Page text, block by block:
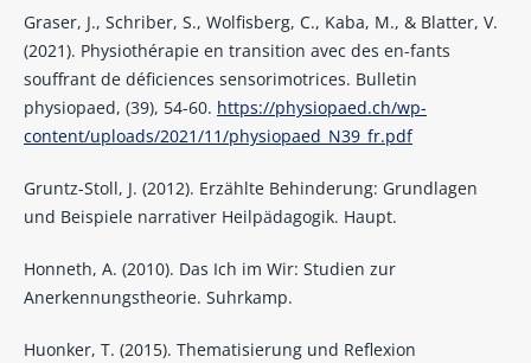
Graser, J., Schriber, S., Wolfisberg, C., Kaba, M., & Blatter, V.
(2021). Physiothérapie en transition avec des en-fants
souffrant de déficiences sensorimotrices. Bulletin
physiopaed, (39), 54-60. https://physiopaed.ch/wp-
content/uploads/2021/11/physiopaed_N39_fr.pdf
Gruntz-Stoll, J. (2012). Erzählte Behinderung: Grundlagen
und Beispiele narrativer Heilpädagogik. Haupt.
Honneth, A. (2010). Das Ich im Wir: Studien zur
Anerkennungstheorie. Suhrkamp.
Huonker, T. (2015). Thematisierung und Reflexion